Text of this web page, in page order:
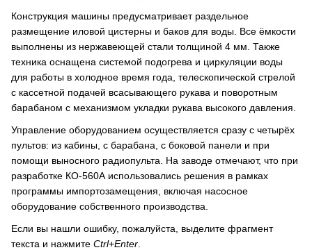
Конструкция машины предусматривает раздельное
размещение иловой цистерны и баков для воды. Все ёмкости
выполнены из нержавеющей стали толщиной 4 мм. Также
техника оснащена системой подогрева и циркуляции воды
для работы в холодное время года, телескопической стрелой
с кассетной подачей всасывающего рукава и поворотным
барабаном с механизмом укладки рукава высокого давления.
Управление оборудованием осуществляется сразу с четырёх
пультов: из кабины, с барабана, с боковой панели и при
помощи выносного радиопульта. На заводе отмечают, что при
разработке КО-560А использовались решения в рамках
программы импортозамещения, включая насосное
оборудование собственного производства.
Если вы нашли ошибку, пожалуйста, выделите фрагмент
текста и нажмите Ctrl+Enter